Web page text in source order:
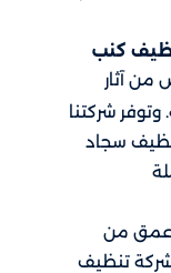
كنب
من آثار
وتوفر شركتنا
سجاد
أعمق من
تنظيف